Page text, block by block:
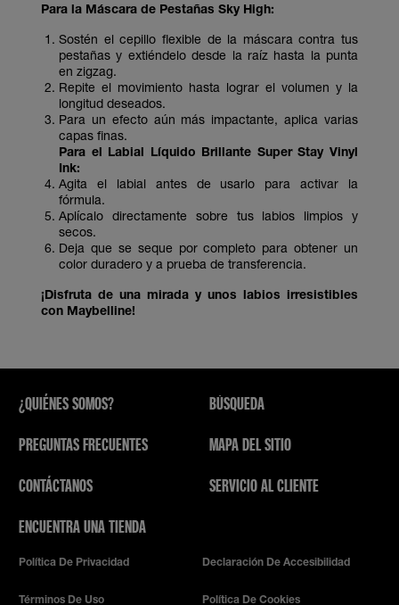
Para la Máscara de Pestañas Sky High:
Sostén el cepillo flexible de la máscara contra tus
pestañas y extiéndelo desde la raíz hasta la punta
en zigzag.
Repite el movimiento hasta lograr el volumen y la
longitud deseados.
Para un efecto aún más impactante, aplica varias
capas finas.
Para el Labial Líquido Brillante Super Stay Vinyl
Ink:
Agita el labial antes de usarlo para activar la
fórmula.
Aplícalo directamente sobre tus labios limpios y
secos.
Deja que se seque por completo para obtener un
color duradero y a prueba de transferencia.
¡Disfruta de una mirada y unos labios irresistibles
con Maybelline!
¿QUIÉNES SOMOS?
PREGUNTAS FRECUENTES
CONTÁCTANOS
ENCUENTRA UNA TIENDA
BÚSQUEDA
MAPA DEL SITIO
SERVICIO AL CLIENTE
Política De Privacidad Declaración De Accesibilidad
Términos De Uso Política De Cookies